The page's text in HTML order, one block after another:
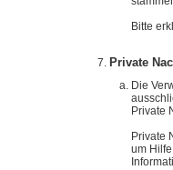
Bitte
Private
Die
Private
Private
um